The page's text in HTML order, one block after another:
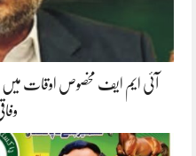
آئی ایم ایف مخصوص اوقات میں